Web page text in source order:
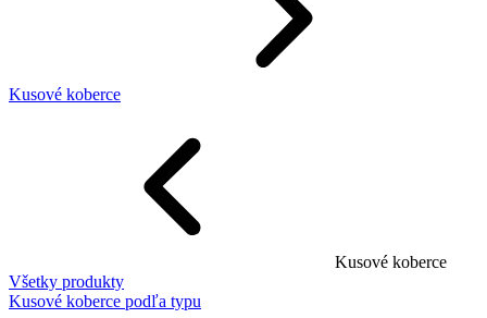
Kusové koberce
Kusové koberce
Všetky produkty
Kusové koberce podľa typu